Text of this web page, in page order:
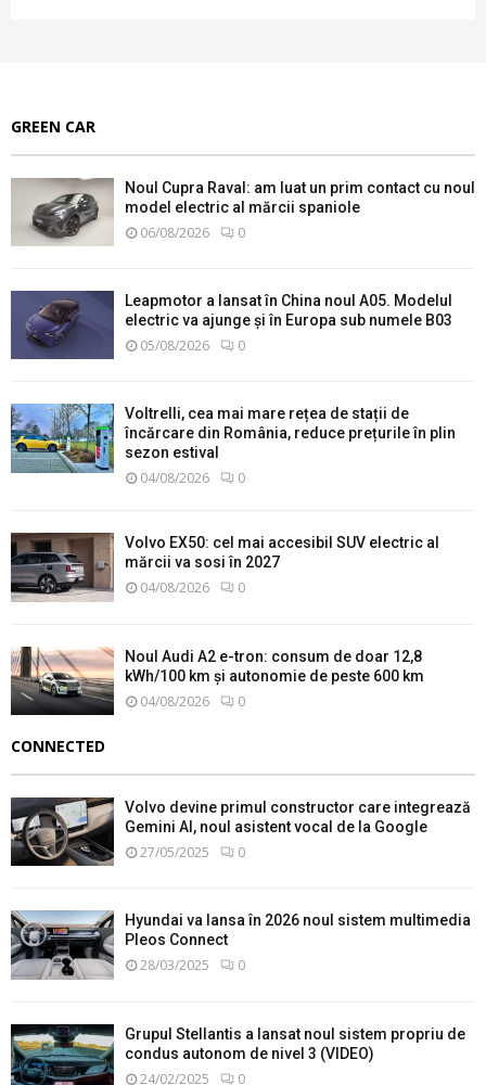
GREEN CAR
Noul Cupra Raval: am luat un prim contact cu noul
model electric al mărcii spaniole
06/08/2026 0
Leapmotor a lansat în China noul A05. Modelul
electric va ajunge și în Europa sub numele B03
05/08/2026 0
Voltrelli, cea mai mare rețea de stații de
încărcare din România, reduce prețurile în plin
sezon estival
04/08/2026 0
Volvo EX50: cel mai accesibil SUV electric al
mărcii va sosi în 2027
04/08/2026 0
Noul Audi A2 e-tron: consum de doar 12,8
kWh/100 km și autonomie de peste 600 km
04/08/2026 0
CONNECTED
Volvo devine primul constructor care integrează
Gemini AI, noul asistent vocal de la Google
27/05/2025 0
Hyundai va lansa în 2026 noul sistem multimedia
Pleos Connect
28/03/2025 0
Grupul Stellantis a lansat noul sistem propriu de
condus autonom de nivel 3 (VIDEO)
24/02/2025 0